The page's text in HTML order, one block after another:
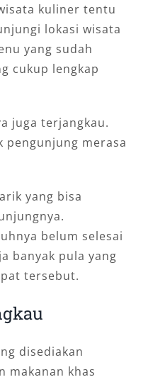
kuliner tentu
lokasi wisata
yang sudah
cukup lengkap
juga terjangkau.
pengunjung merasa
yang bisa
belum selesai
banyak pula yang
tersebut.
disediakan
makanan khas